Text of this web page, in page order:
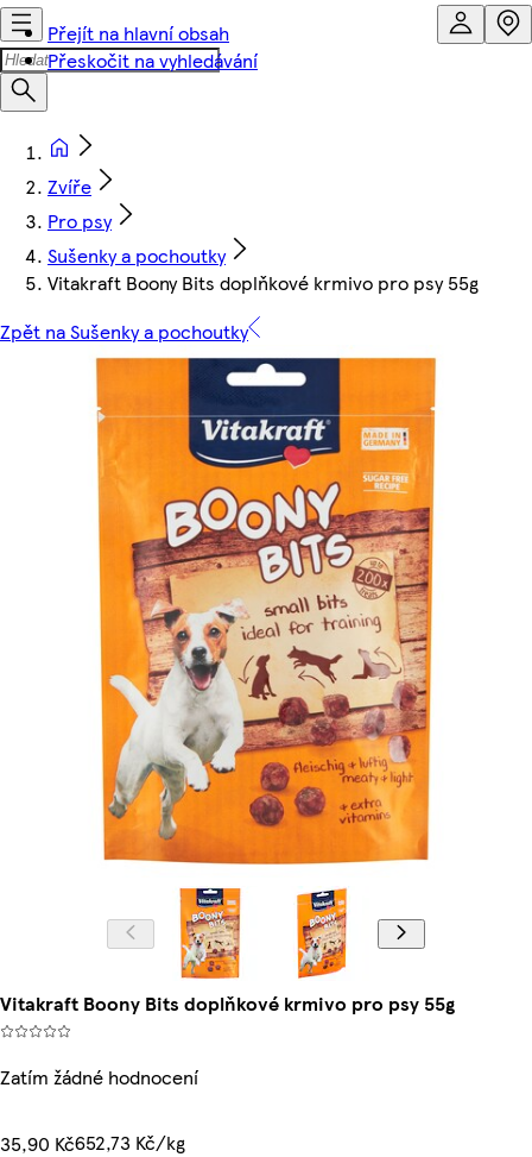
Přejít na hlavní obsah
Přeskočit na vyhledávání
Zvíře
Pro psy
Sušenky a pochoutky
Vitakraft Boony Bits doplňkové krmivo pro psy 55g
Zpět na Sušenky a pochoutky
Vitakraft Boony Bits doplňkové krmivo pro psy 55g
Zatím žádné hodnocení
35,90 Kč652,73 Kč/kg